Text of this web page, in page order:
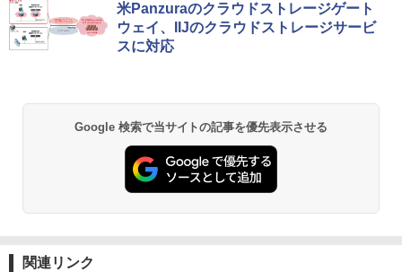
米Panzuraのクラウドストレージゲート
ウェイ、IIJのクラウドストレージサービ
スに対応
Google 検索で当サイトの記事を優先表示させる
関連リンク